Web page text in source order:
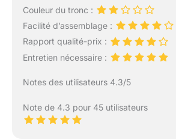
Couleur du tronc :
Facilité d’assemblage :
Rapport qualité-prix :
Entretien nécessaire :
Notes des utilisateurs 4.3/5
Note de 4.3 pour 45 utilisateurs